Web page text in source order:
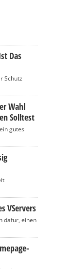
Das
Schutz
Wahl
Solltest
gutes
VServers
dafür, einen